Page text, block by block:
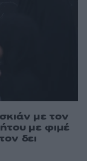
με τον
με φιμέ
δει